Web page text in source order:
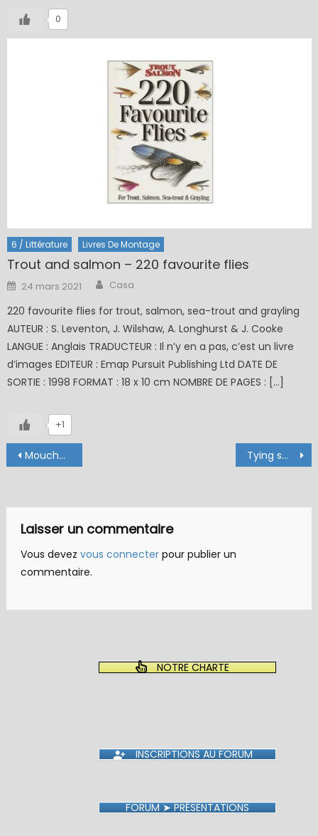
0
6 / Littérature Livres De Montage
Trout and salmon – 220 favourite flies
Posted
on
24 mars 2021 Author
Casa
220 favourite flies for trout, salmon, sea-trout and grayling
AUTEUR : S. Leventon, J. Wilshaw, A. Longhurst & J. Cooke
LANGUE : Anglais TRADUCTEUR : Il n’y en a pas, c’est un livre
d’images EDITEUR : Emap Pursuit Publishing Ltd DATE DE
SORTIE : 1998 FORMAT : 18 x 10 cm NOMBRE DE PAGES : […]
+1
Navigation
de
Mouches pour la pêche Tying small flies
Laisser un commentaire
Vous devez vous connecterpour publier un
commentaire.
NOTRE CHARTE
INSCRIPTIONS AU FORUM
FORUM ➤ PRÉSENTATIONS